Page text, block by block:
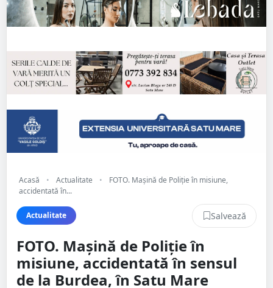
Acasă • Actualitate •
FOTO. Mașină de Poliție în misiune,
accidentată în...
Actualitate Salvează
FOTO. Mașină de Poliție în
misiune, accidentată în sensul
de la Burdea, în Satu Mare